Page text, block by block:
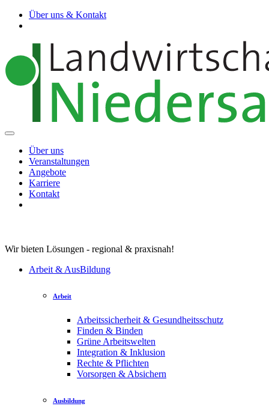
Über uns & Kontakt
Über uns
Veranstaltungen
Angebote
Karriere
Kontakt
Wir bieten Lösungen - regional & praxisnah!
Arbeit & AusBildung
Arbeit
Arbeitssicherheit & Gesundheitsschutz
Finden & Binden
Grüne Arbeitswelten
Integration & Inklusion
Rechte & Pflichten
Vorsorgen & Absichern
Ausbildung